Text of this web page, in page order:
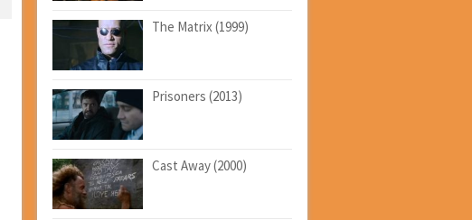
The Matrix (1999)
Prisoners (2013)
Cast Away (2000)